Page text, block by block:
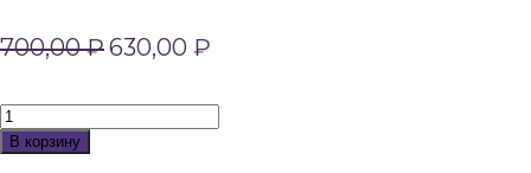
700,00₽ Первоначальная
цена
700,00 ₽.
630,00 ₽
Количество
товара
Туласи,
В корзину